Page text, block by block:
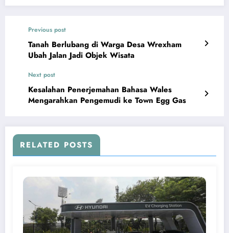
Previous post
Tanah Berlubang di Warga Desa Wrexham
Ubah Jalan Jadi Objek Wisata
Next post
Kesalahan Penerjemahan Bahasa Wales
Mengarahkan Pengemudi ke Town Egg Gas
RELATED POSTS